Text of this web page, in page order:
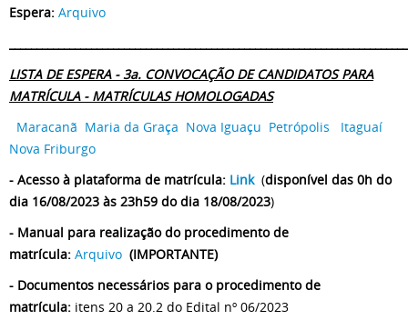
Espera: Arquivo
LISTA DE ESPERA - 3a. CONVOCAÇÃO DE CANDIDATOS PARA
MATRÍCULA - MATRÍCULAS HOMOLOGADAS
Maracanã Maria da Graça Nova Iguaçu Petrópolis
Itaguaí
Nova Friburgo
- Acesso à plataforma de matrícula: Link(disponível das 0h do
dia 16/08/2023 às 23h59 do dia 18/08/2023)
- Manual para realização do procedimento de
matrícula: Arquivo (IMPORTANTE)
- Documentos necessários para o procedimento de
matrícula: itens 20 a 20.2 do Edital nº 06/2023